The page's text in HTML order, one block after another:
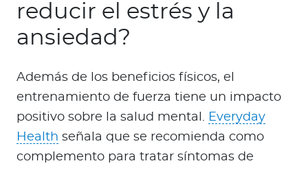
reducir el estrés y la
ansiedad?
Además de los beneficios físicos, el
entrenamiento de fuerza tiene un impacto
positivo sobre la salud mental. Everyday
Health señala que se recomienda como
complemento para tratar síntomas de